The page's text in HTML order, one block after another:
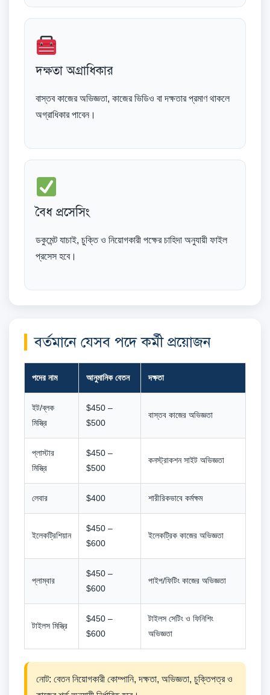
দক্ষতা অগ্রাধিকার
বাস্তব কাজের অভিজ্ঞতা, কাজের ভিডিও বা দক্ষতার প্রমাণ থাকলে
অগ্রাধিকার পাবেন।
বৈধ প্রসেসিং
ডকুমেন্ট যাচাই, চুক্তি ও নিয়োগকারী পক্ষের চাহিদা অনুযায়ী ফাইল
প্রসেস হবে।
বর্তমানে যেসব পদে কর্মী প্রয়োজন
পদের নাম আনুমানিক বেতন দক্ষতা
ইট/ব্লক
মিস্ত্রি
$450 –
$500
বাস্তব কাজের অভিজ্ঞতা
প্লাস্টার
মিস্ত্রি
$450 –
$500
কনস্ট্রাকশন সাইট অভিজ্ঞতা
লেবার $400 শারীরিকভাবে কর্মক্ষম
ইলেকট্রিশিয়ান
$450 –
$600
ইলেকট্রিক কাজের অভিজ্ঞতা
প্লাম্বার
$450 –
$600
পাইপ/ফিটিং কাজের অভিজ্ঞতা
টাইলস মিস্ত্রি
$450 –
$600
টাইলস সেটিং ও ফিনিশিং
অভিজ্ঞতা
নোট: বেতন নিয়োগকারী কোম্পানি, দক্ষতা, অভিজ্ঞতা, চুক্তিপত্র ও